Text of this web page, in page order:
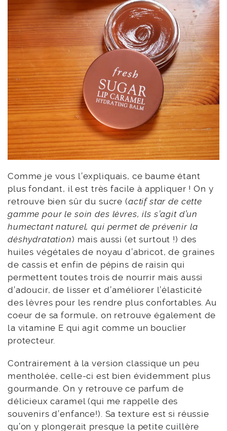
Comme je vous l’expliquais, ce baume étant
plus fondant, il est très facile à appliquer ! On y
retrouve bien sûr du sucre (actif star de cette
gamme pour le soin des lèvres, ils s’agit d’un
humectant naturel, qui permet de prévenir la
déshydratation) mais aussi (et surtout !) des
huiles végétales de noyau d’abricot, de graines
de cassis et enfin de pépins de raisin qui
permettent toutes trois de nourrir mais aussi
d’adoucir, de lisser et d’améliorer l’élasticité
des lèvres pour les rendre plus confortables. Au
coeur de sa formule, on retrouve également de
la vitamine E qui agit comme un bouclier
protecteur.
Contrairement à la version classique un peu
mentholée, celle-ci est bien évidemment plus
gourmande. On y retrouve ce parfum de
délicieux caramel (qui me rappelle des
souvenirs d’enfance!). Sa texture est si réussie
qu’on y plongerait presque la petite cuillère